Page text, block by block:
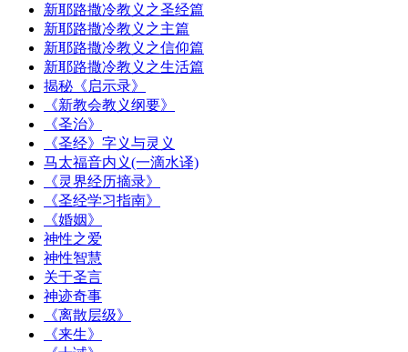
新耶路撒冷教义之圣经篇
新耶路撒冷教义之主篇
新耶路撒冷教义之信仰篇
新耶路撒冷教义之生活篇
揭秘《启示录》
《新教会教义纲要》
《圣治》
《圣经》字义与灵义
马太福音内义(一滴水译)
《灵界经历摘录》
《圣经学习指南》
《婚姻》
神性之爱
神性智慧
关于圣言
神迹奇事
《离散层级》
《来生》